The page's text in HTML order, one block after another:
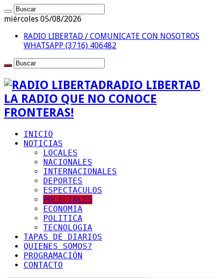
miércoles 05/08/2026
RADIO LIBERTAD / COMUNICATE CON NOSOTROS
WHATSAPP (3716) 406482
RADIO LIBERTAD
LA RADIO QUE NO CONOCE
FRONTERAS!
INICIO
NOTICIAS
LOCALES
NACIONALES
INTERNACIONALES
DEPORTES
ESPECTACULOS
POLICIALES
ECONOMIA
POLITICA
TECNOLOGIA
TAPAS DE DIARIOS
QUIENES SOMOS?
PROGRAMACIÓN
CONTACTO